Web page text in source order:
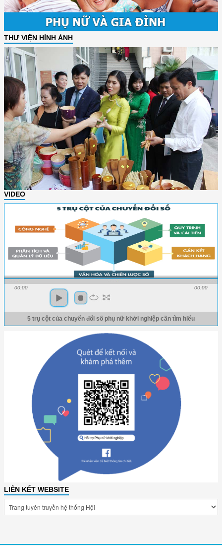
THƯ VIỆN HÌNH ẢNH
VIDEO
00:00 00:00
5 trụ cột của chuyển đổi số phụ nữ khởi nghiệp cần tìm hiểu
LIÊN KẾT WEBSITE